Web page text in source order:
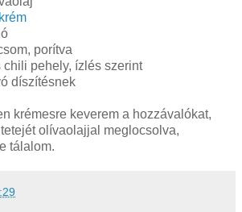
porítva
chili pehely, ízlés szerint
díszítésnek
krémesre keverem a hozzávalókat,
olívaolajjal meglocsolva,
tálalom.